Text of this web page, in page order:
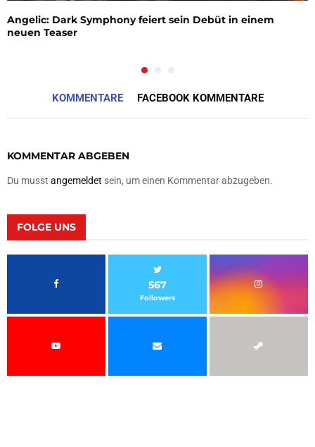
Angelic: Dark Symphony feiert sein Debüt in einem
neuen Teaser
KOMMENTARE FACEBOOK KOMMENTARE
KOMMENTAR ABGEBEN
Du musst angemeldet sein, um einen Kommentar abzugeben.
FOLGE UNS
567
Followers